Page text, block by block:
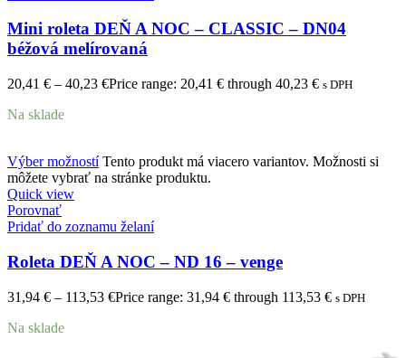
Mini roleta DEŇ A NOC – CLASSIC – DN04
béžová melírovaná
20,41 € – 40,23 €Price range: 20,41 € through 40,23 € s DPH
Na sklade
Výber možností Tento produkt má viacero variantov. Možnosti si
môžete vybrať na stránke produktu.
Quick view
Porovnať
Pridať do zoznamu želaní
Roleta DEŇ A NOC – ND 16 – venge
31,94 € – 113,53 €Price range: 31,94 € through 113,53 € s DPH
Na sklade